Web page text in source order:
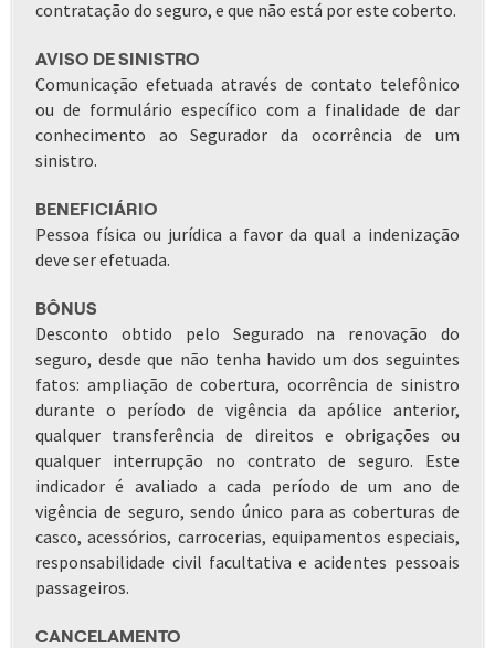
contratação do seguro, e que não está por este coberto.
AVISO DE SINISTRO
Comunicação efetuada através de contato telefônico
ou de formulário específico com a finalidade de dar
conhecimento ao Segurador da ocorrência de um
sinistro.
BENEFICIÁRIO
Pessoa física ou jurídica a favor da qual a indenização
deve ser efetuada.
BÔNUS
Desconto obtido pelo Segurado na renovação do
seguro, desde que não tenha havido um dos seguintes
fatos: ampliação de cobertura, ocorrência de sinistro
durante o período de vigência da apólice anterior,
qualquer transferência de direitos e obrigações ou
qualquer interrupção no contrato de seguro. Este
indicador é avaliado a cada período de um ano de
vigência de seguro, sendo único para as coberturas de
casco, acessórios, carrocerias, equipamentos especiais,
responsabilidade civil facultativa e acidentes pessoais
passageiros.
CANCELAMENTO